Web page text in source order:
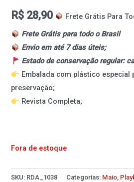
R$ 28,90
Frete Grátis Para
Frete Grátis para todo o Brasil
Envio em até 7 dias úteis;
Estado de conservação regular:
Embalada com plástico especial
preservação;
Revista Completa;
Fora de estoque
SKU: RDA_1038 Categorias: Maio,